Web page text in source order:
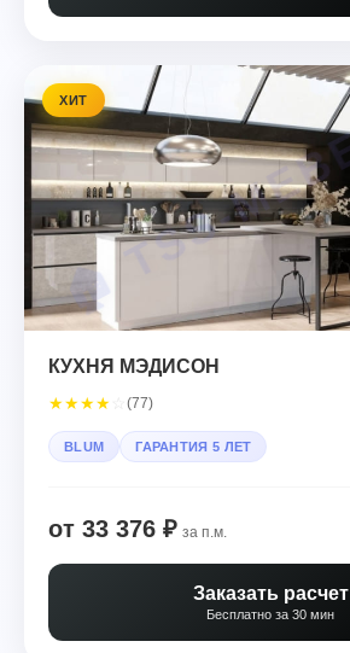
ХИТ
КУХНЯ МЭДИСОН
★★★★ (77)
BLUM ГАРАНТИЯ 5 ЛЕТ
от 33 376 ₽ за п.м.
Заказать расчет
Бесплатно за 30 мин